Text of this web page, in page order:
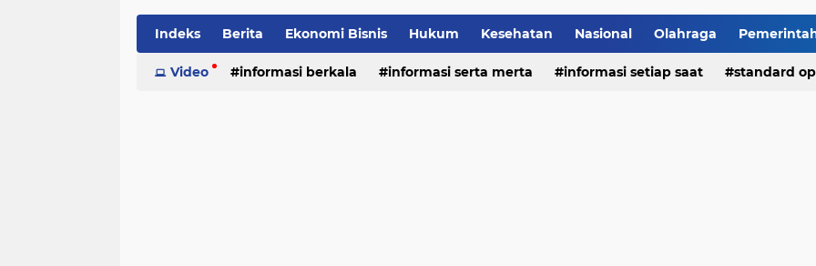
Indeks Berita Ekonomi Bisnis Hukum Kesehatan Nasional Olahraga
Standard Operasional Prosedur Video
Video informasi berkala informasi serta merta informasi setiap saat standard